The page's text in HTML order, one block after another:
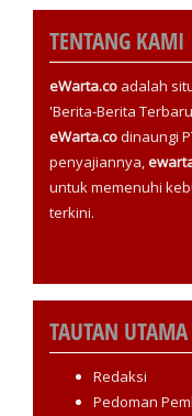
TENTANG KAMI
eWarta.co adalah
'Berita-Berita
eWarta.codinaungi
penyajiannya,
untuk memenuhi
terkini.
TAUTAN UTAMA
Redaksi
Pedoman